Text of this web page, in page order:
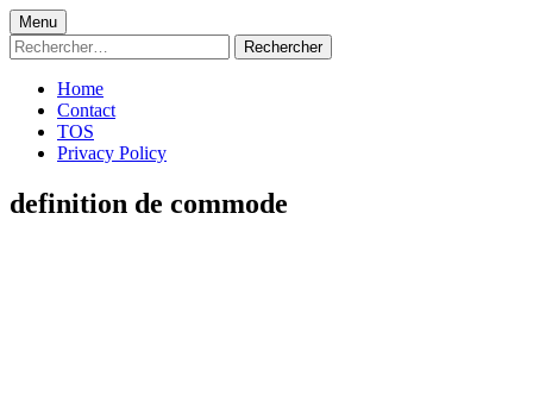
Menu
principal
Menu
Rechercher :
Home
Contact
TOS
Privacy Policy
definition de commode